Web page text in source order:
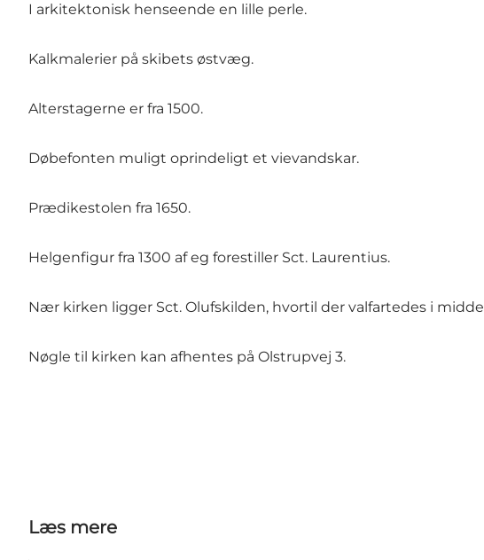
I arkitektonisk henseende en lille perle.
Kalkmalerier på skibets østvæg.
Alterstagerne er fra 1500.
Døbefonten muligt oprindeligt et vievandskar.
Prædikestolen fra 1650.
Helgenfigur fra 1300 af eg forestiller Sct. Laurentius.
Nær kirken ligger Sct. Olufskilden, hvortil der valfartedes i
Nøgle til kirken kan afhentes på Olstrupvej 3.
Læs mere